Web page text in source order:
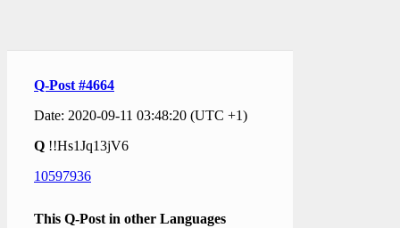
Q-Post #4664
Date: 2020-09-11 03:48:20 (UTC +1)
Q !!Hs1Jq13jV6
10597936
This Q-Post in other Languages